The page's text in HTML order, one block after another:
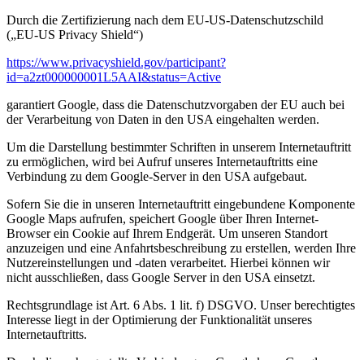
Durch die Zertifizierung nach dem EU-US-Datenschutzschild
(„EU-US Privacy Shield“)
https://www.privacyshield.gov/participant?
id=a2zt000000001L5AAI&status=Active
garantiert Google, dass die Datenschutzvorgaben der EU auch bei
der Verarbeitung von Daten in den USA eingehalten werden.
Um die Darstellung bestimmter Schriften in unserem Internetauftritt
zu ermöglichen, wird bei Aufruf unseres Internetauftritts eine
Verbindung zu dem Google-Server in den USA aufgebaut.
Sofern Sie die in unseren Internetauftritt eingebundene Komponente
Google Maps aufrufen, speichert Google über Ihren Internet-
Browser ein Cookie auf Ihrem Endgerät. Um unseren Standort
anzuzeigen und eine Anfahrtsbeschreibung zu erstellen, werden Ihre
Nutzereinstellungen und -daten verarbeitet. Hierbei können wir
nicht ausschließen, dass Google Server in den USA einsetzt.
Rechtsgrundlage ist Art. 6 Abs. 1 lit. f) DSGVO. Unser berechtigtes
Interesse liegt in der Optimierung der Funktionalität unseres
Internetauftritts.